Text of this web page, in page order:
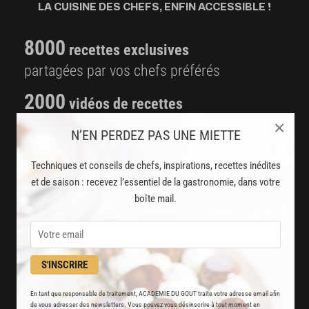
N’EN PERDEZ PAS UNE MIETTE
Techniques et conseils de chefs, inspirations, recettes inédites
et de saison : recevez l’essentiel de la gastronomie, dans votre
boîte mail.
S'INSCRIRE
En tant que responsable de traitement, ACADEMIE DU GOUT traite votre adresse email afin
de vous adresser des newsletters. Vous pouvez vous désinscrire à tout moment en
×
LA CUISINE DES CHEFS, ENFIN ACCESSIBLE !
8000 recettes exclusives
partagées par vos chefs préférés
2000 vidéos de recettes
et techniques de cuisine et pâtisserie
disponibles chaque semaine
un service garanti sans publicité
JE M'ABONNE
DÉJÀ ABONNÉ(E) ? JE ME CONNECTE